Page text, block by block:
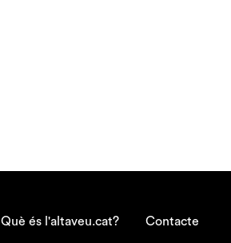
Què és l'altaveu.cat? Contacte